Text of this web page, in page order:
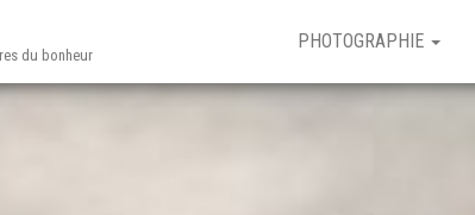
du bonheur
PHOTOGRAPHIE